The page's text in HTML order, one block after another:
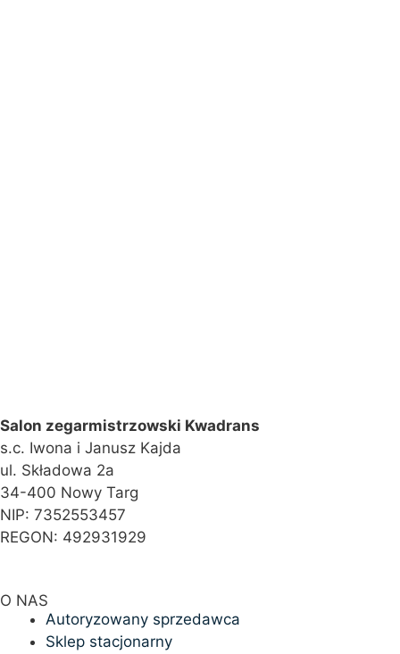
Salon zegarmistrzowski Kwadrans
s.c. Iwona i Janusz Kajda
ul. Składowa 2a
34-400 Nowy Targ
NIP: 7352553457
REGON: 492931929
O NAS
Autoryzowany sprzedawca
Sklep stacjonarny